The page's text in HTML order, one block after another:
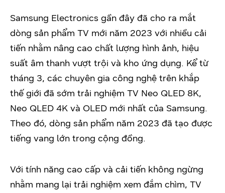
Samsung Electronics gần đây đã cho ra mắt
dòng sản phẩm TV mới năm 2023 với nhiều cải
tiến nhằm nâng cao chất lượng hình ảnh, hiệu
suất âm thanh vượt trội và kho ứng dụng. Kể từ
tháng 3, các chuyên gia công nghệ trên khắp
thế giới đã sớm trải nghiệm TV Neo QLED 8K,
Neo QLED 4K và OLED mới nhất của Samsung.
Theo đó, dòng sản phẩm năm 2023 đã tạo được
tiếng vang lớn trong cộng đồng.
Với tính năng cao cấp và cải tiến không ngừng
nhằm mang lại trải nghiệm xem đắm chìm, TV